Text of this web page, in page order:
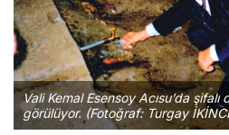
Vali Kemal Esensoy Acısu’da
görülüyor. (Fotoğraf: Turgay